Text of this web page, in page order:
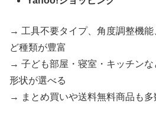
→ 工具不要タイプ、角度調整機
ど種類が豊富
→ 子ども部屋・寝室・キッチンな
形状が選べる
→ まとめ買いや送料無料商品も多